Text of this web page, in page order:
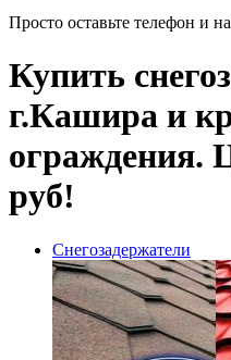
Просто оставьте телефон и
Купить
г.Кашира и
ограждения.
руб!
Снегозадержатели